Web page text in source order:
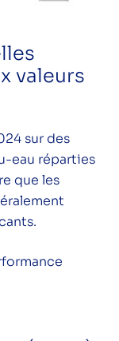
valeurs
sur des
eau réparties
que les